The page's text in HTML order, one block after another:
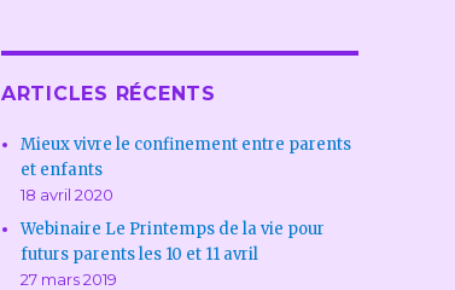
ARTICLES RÉCENTS
Mieux vivre le confinement entre parents
et enfants
18 avril 2020
Webinaire Le Printemps de la vie pour
futurs parents les 10 et 11 avril
27 mars 2019